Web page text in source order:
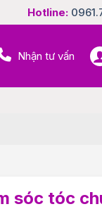
Hotline:
Nhận tư vấn
sóc tóc